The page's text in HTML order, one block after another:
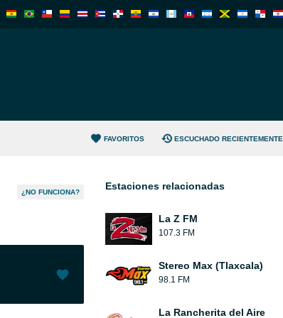
FAVORITOS ESCUCHADO RECIENTEMENTE
¿NO FUNCIONA?
Estaciones relacionadas
La Z FM
107.3 FM
Stereo Max (Tlaxcala)
98.1 FM
La Rancherita del Aire